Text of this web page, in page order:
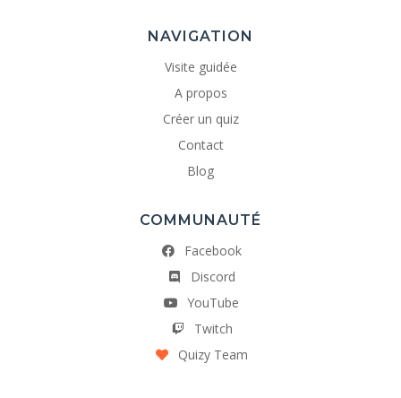
NAVIGATION
Visite guidée
A propos
Créer un quiz
Contact
Blog
COMMUNAUTÉ
Facebook
Discord
YouTube
Twitch
Quizy Team